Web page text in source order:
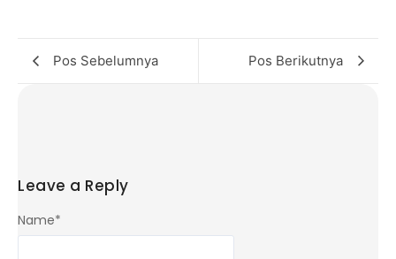
Pos Sebelumnya Pos Berikutnya
Leave a Reply
Name*